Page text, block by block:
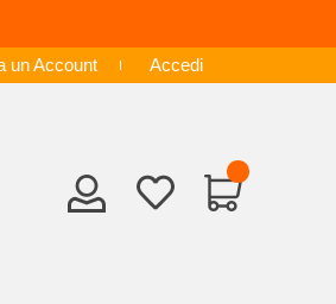
un Account Accedi